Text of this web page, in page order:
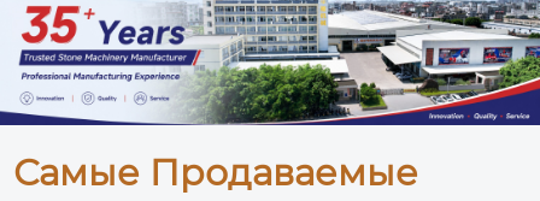
Самые Продаваемые